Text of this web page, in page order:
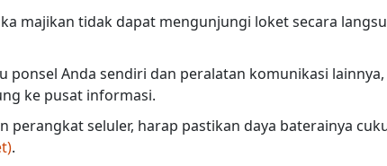
majikan tidak dapat mengunjungi loket secara
Anda sendiri dan peralatan komunikasi lainnya,
ke pusat informasi.
seluler, harap pastikan daya baterainya
.